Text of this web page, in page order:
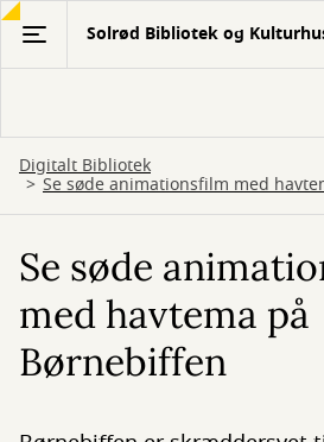
Gå
hovedindhold
Solrød Bibliotek og
Digitalt Bibliotek
Se søde animationsfilm med
Se søde
med havtema på
Børnebiffen